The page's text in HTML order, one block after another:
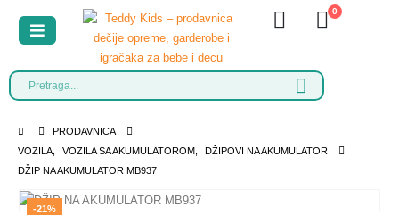
0
PRODAVNICA
VOZILA
VOZILA SA AKUMULATOROM
DŽIPOVI NA AKUMULATOR
DŽIP NA AKUMULATOR MB937
-21%